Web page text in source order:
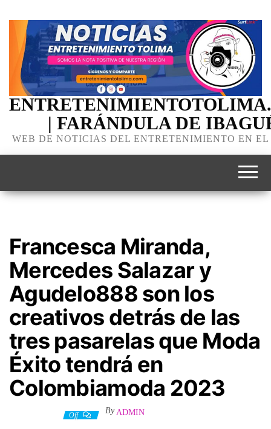
| FARÁNDULA DE
WEB DE NOTICIAS DEL ENTRETENIMIENTO EN
Francesca Miranda,
Mercedes Salazar y
Agudelo888 son los
creativos detrás de las
tres pasarelas que Moda
Éxito tendrá en
Colombiamoda 2023
Off By ADMIN